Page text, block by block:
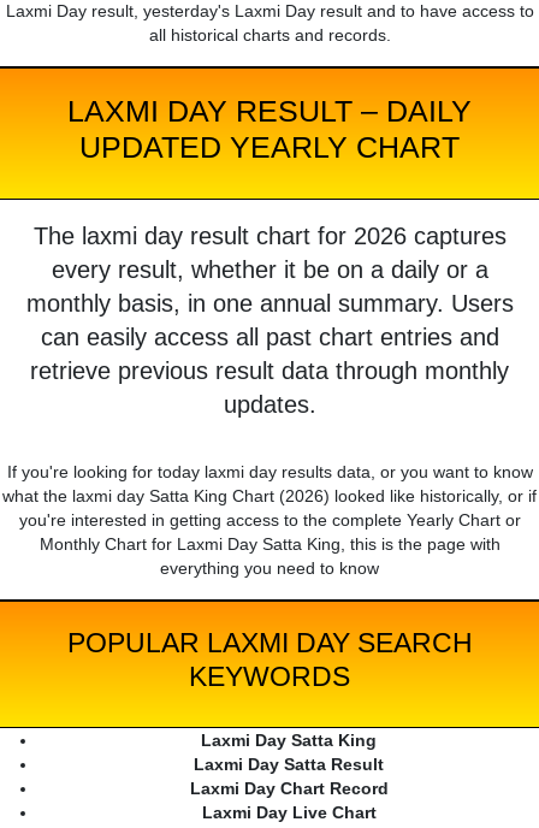
Laxmi Day result, yesterday's Laxmi Day result and to have access to
all historical charts and records.
LAXMI DAY RESULT – DAILY
UPDATED YEARLY CHART
The laxmi day result chart for 2026 captures
every result, whether it be on a daily or a
monthly basis, in one annual summary. Users
can easily access all past chart entries and
retrieve previous result data through monthly
updates.
If you're looking for today laxmi day results data, or you want to know
what the laxmi day Satta King Chart (2026) looked like historically, or if
you're interested in getting access to the complete Yearly Chart or
Monthly Chart for Laxmi Day Satta King, this is the page with
everything you need to know
POPULAR LAXMI DAY SEARCH
KEYWORDS
Laxmi Day Satta King
Laxmi Day Satta Result
Laxmi Day Chart Record
Laxmi Day Live Chart